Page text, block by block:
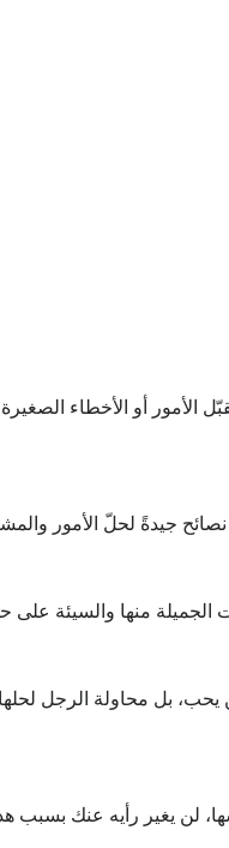
الأمور أو الأخطاء
جيدةً لحلّ الأمور
الجميلة منها والسيئة على
بل محاولة الرجل
لن يغير رأيه عنك بسبب